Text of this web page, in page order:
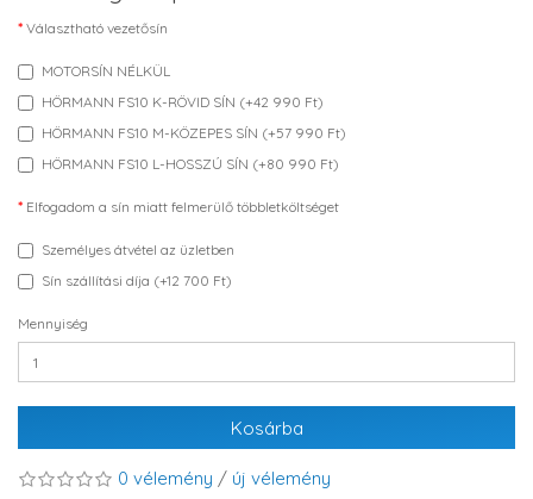
Választható vezetősín
MOTORSÍN NÉLKÜL
HÖRMANN FS10 K-RÖVID SÍN (+42 990 Ft)
HÖRMANN FS10 M-KÖZEPES SÍN (+57 990 Ft)
HÖRMANN FS10 L-HOSSZÚ SÍN (+80 990 Ft)
Elfogadom a sín miatt felmerülő többletköltséget
Személyes átvétel az üzletben
Sín szállítási díja (+12 700 Ft)
Mennyiség
Kosárba
0 vélemény / új vélemény